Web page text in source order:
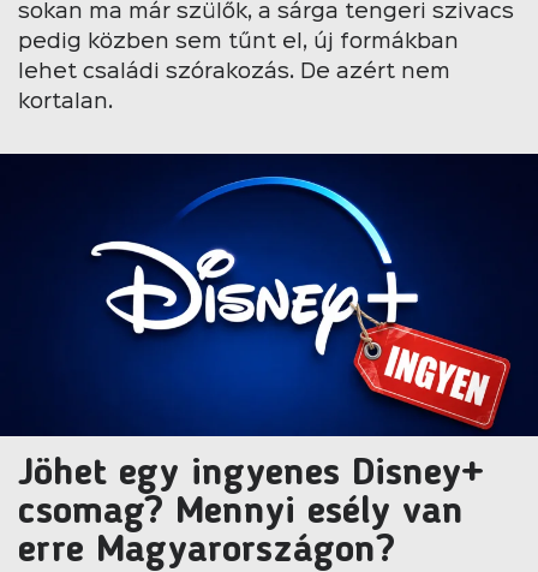
sokan ma már szülők, a sárga tengeri szivacs
pedig közben sem tűnt el, új formákban
lehet családi szórakozás. De azért nem
kortalan.
Jöhet egy ingyenes Disney+
csomag? Mennyi esély van
erre Magyarországon?